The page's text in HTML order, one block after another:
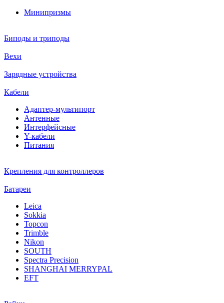
Минипризмы
Биподы и триподы
Вехи
Зарядные устройства
Кабели
Адаптер-мультипорт
Антенные
Интерфейсные
Y-кабели
Питания
Крепления для контроллеров
Батареи
Leica
Sokkia
Topcon
Trimble
Nikon
SOUTH
Spectra Precision
SHANGHAI MERRYPAL
EFT